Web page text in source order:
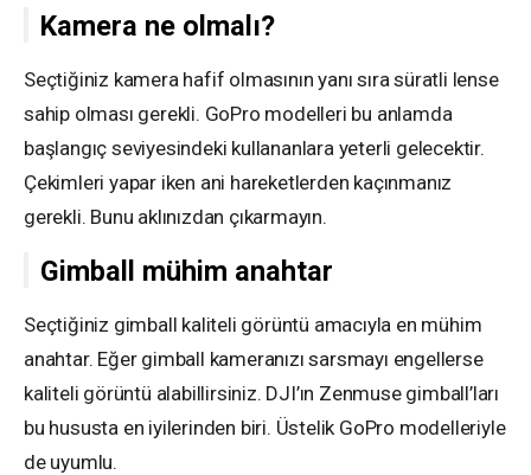
Kamera ne olmalı?
Seçtiğiniz kamera hafif olmasının yanı sıra süratli lense
sahip olması gerekli. GoPro modelleri bu anlamda
başlangıç seviyesindeki kullananlara yeterli gelecektir.
Çekimleri yapar iken ani hareketlerden kaçınmanız
gerekli. Bunu aklınızdan çıkarmayın.
Gimball mühim anahtar
Seçtiğiniz gimball kaliteli görüntü amacıyla en mühim
anahtar. Eğer gimball kameranızı sarsmayı engellerse
kaliteli görüntü alabillirsiniz. DJI’ın Zenmuse gimball’ları
bu hususta en iyilerinden biri. Üstelik GoPro modelleriyle
de uyumlu.